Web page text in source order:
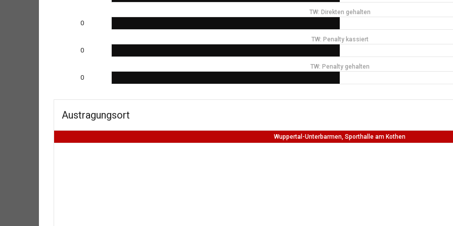
TW: Direkten gehalten
0
TW: Penalty kassiert
0
TW: Penalty gehalten
0
Austragungsort
Wuppertal-Unterbarmen, Sporthalle am Kothen